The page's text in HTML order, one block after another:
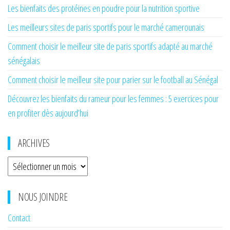
Les bienfaits des protéines en poudre pour la nutrition sportive
Les meilleurs sites de paris sportifs pour le marché camerounais
Comment choisir le meilleur site de paris sportifs adapté au marché
sénégalais
Comment choisir le meilleur site pour parier sur le football au Sénégal
Découvrez les bienfaits du rameur pour les femmes : 5 exercices pour
en profiter dès aujourd’hui
ARCHIVES
Archives
NOUS JOINDRE
Contact